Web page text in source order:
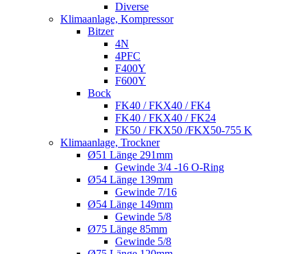
Diverse
Klimaanlage, Kompressor
Bitzer
4N
4PFC
F400Y
F600Y
Bock
FK40 / FKX40 / FK4
FK40 / FKX40 / FK24
FK50 / FKX50 /FKX50-755 K
Klimaanlage, Trockner
Ø51 Länge 291mm
Gewinde 3/4 -16 O-Ring
Ø54 Länge 139mm
Gewinde 7/16
Ø54 Länge 149mm
Gewinde 5/8
Ø75 Länge 85mm
Gewinde 5/8